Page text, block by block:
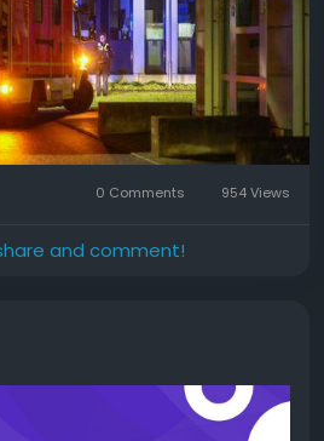
0 Comments 954 Views
and comment!